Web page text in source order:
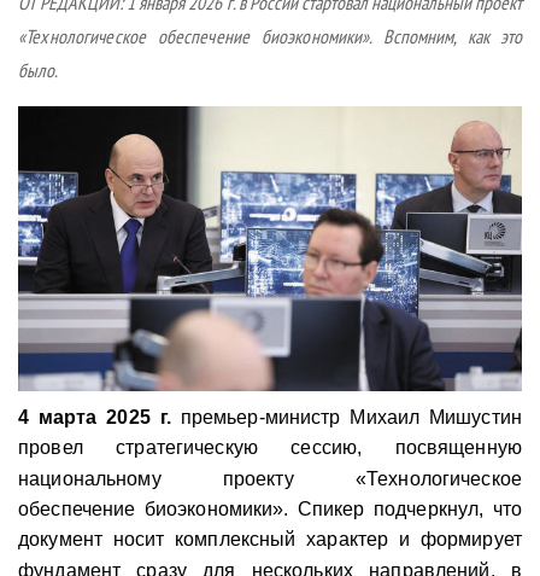
СУШКА ДРЕВЕСИНЫ
ПРОИЗВОДСТВО МЕБЕЛИ
БИОЭНЕРГЕТИКА
ИНСТРУМЕНТ И МАТЕРИАЛЫ
ПЕРСОНЫ
ПРИОРИТЕТНЫЕ ИНВЕСТПРОЕКТЫ
RUSSIAN FORESTRY REVIEW
ГАЗЕТА ЛЕСПРОМФОРУМ
БИБЛИОТЕКА СПЕЦИАЛИСТА
КОНТАКТЫ
РЕКЛАМА
РЕКЛАМА НА САЙТЕ
«Технологическое обеспечение биоэкономики». Вспомним, как это
было.
4 марта 2025 г. премьер-министр Михаил Мишустин
провел стратегическую сессию, посвященную
национальному проекту «Технологическое
обеспечение биоэкономики». Спикер подчеркнул, что
документ носит комплексный характер и формирует
фундамент сразу для нескольких направлений, в